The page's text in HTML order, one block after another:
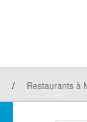
/ Restaurants à